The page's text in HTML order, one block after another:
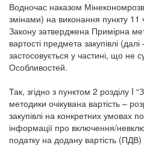
Водночас наказом
змінами) на виконання пункту 11
Закону затверджена Примірна
вартості предмета закупівлі
застосовується у частині, що не
Особливостей.
Так, згідно з пунктом 2 розділу I
методики очікувана вартість –
закупівлі на конкретних умовах
інформації про включення/
податку на додану вартість (ПДВ)